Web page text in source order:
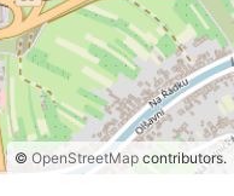
© OpenStreetMap contributors.